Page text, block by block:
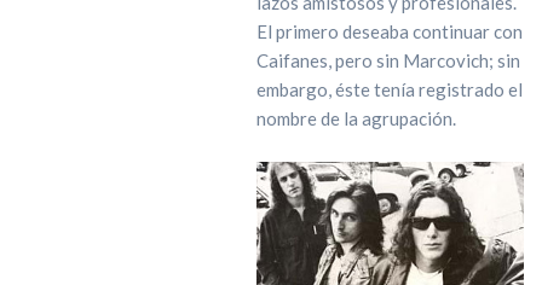
El primero deseaba continuar con
Caifanes, pero sin Marcovich; sin
embargo, éste tenía registrado el
nombre de la agrupación.